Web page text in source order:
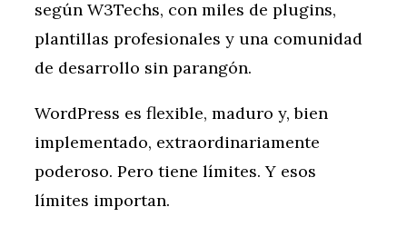
según W3Techs, con miles de plugins,
plantillas profesionales y una comunidad
de desarrollo sin parangón.
WordPress es flexible, maduro y, bien
implementado, extraordinariamente
poderoso. Pero tiene límites. Y esos
límites importan.